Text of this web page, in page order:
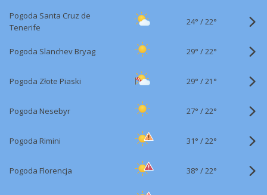
Pogoda Santa Cruz de
Tenerife
24° /22°
Pogoda Slanchev Bryag 29° /22°
Pogoda Złote Piaski 29° /21°
Pogoda Nesebyr 27° /22°
Pogoda Rimini 31° /22°
Pogoda Florencja 38° /22°